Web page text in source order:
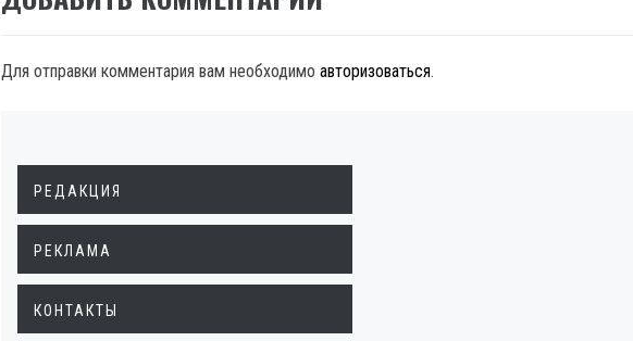
Для отправки комментария вам необходимо авторизоваться.
РЕДАКЦИЯ
РЕКЛАМА
КОНТАКТЫ